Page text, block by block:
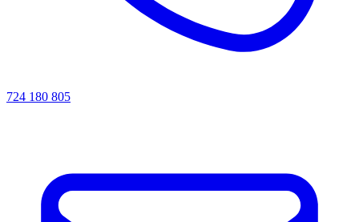
724 180 805